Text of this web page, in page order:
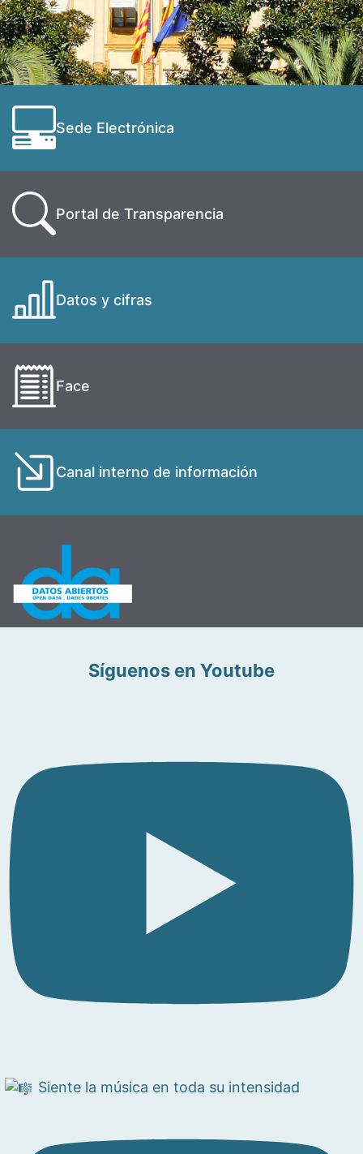
Sede Electrónica
Portal de Transparencia
Datos y cifras
Face
Canal interno de información
Síguenos en Youtube
Siente la música en toda su intensidad